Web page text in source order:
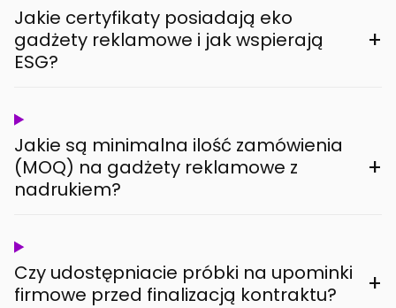
Jakie certyfikaty posiadają eko
gadżety reklamowe i jak wspierają
ESG?
+
Jakie są minimalna ilość zamówienia
(MOQ) na gadżety reklamowe z
nadrukiem?
+
Czy udostępniacie próbki na upominki
firmowe przed finalizacją kontraktu?
+